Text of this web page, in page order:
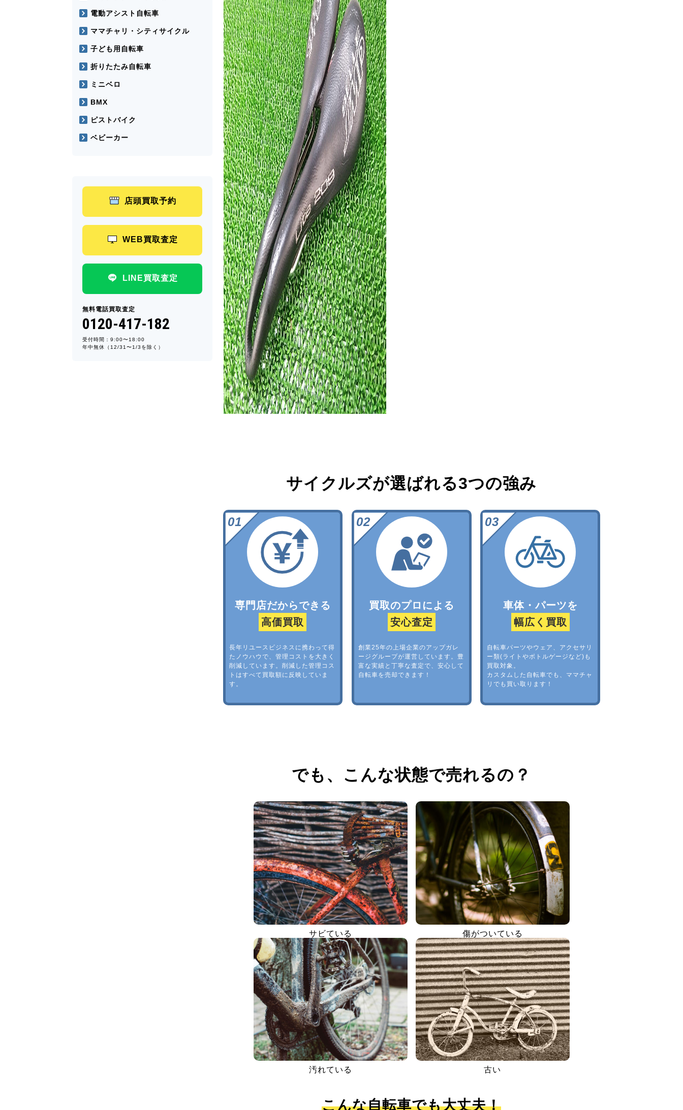
サイクルズが選ばれる3つの強み
専門店だからできる
高価買取
長年リユースビジネスに携わって得
たノウハウで、管理コストを大きく
削減しています。削減した管理コス
トはすべて買取額に反映していま
す。
買取のプロによる
安心査定
創業25年の上場企業のアップガレ
ージグループが運営しています。豊
富な実績と丁寧な査定で、安心して
自転車を売却できます！
車体・パーツを
幅広く買取
自転車パーツやウェア、アクセサリ
ー類(ライトやボトルゲージなど)も
買取対象。
カスタムした自転車でも、ママチャ
リでも買い取ります！
でも、 こんな状態で売れるの？
サビている 傷がついている
汚れている 古い
こんな自転車でも大丈夫！
電動アシスト自転車
ママチャリ・シティサイクル
子ども用自転車
折りたたみ自転車
ミニベロ
BMX
ピストバイク
ベビーカー
店頭買取予約
WEB買取査定
LINE買取査定
無料電話買取査定
0120-417-182
受付時間：9:00〜18:00
年中無休（12/31〜1/3を除く）